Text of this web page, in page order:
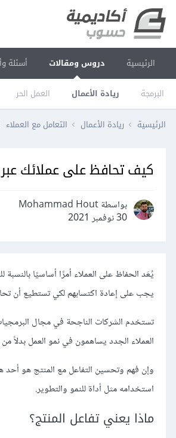
الرئيسية دروس ومقالات
البرمجة ريادة الأعمال العمل الحر
أسئلة
الرئيسية ريادة الأعمال التعامل مع العملاء
كيف تحافظ على عملائك
بواسطة Mohammad Hout
30 نوفمبر 2021
يُعَد الحفاظ على العملاء أمرًا أساسيًا
يجب على إعادة اكتسابهم لكي تستطيع أن
تستخدم الشركات الناجحة في مجال
العملاء الجدد يساهمون في نمو العمل بدلاً
وإن فهم وتحسين التفاعل مع المنتج هو أحد
استخدامه مثل أداة للنمو والتطوير.
ماذا يعني تفاعل المنتج؟